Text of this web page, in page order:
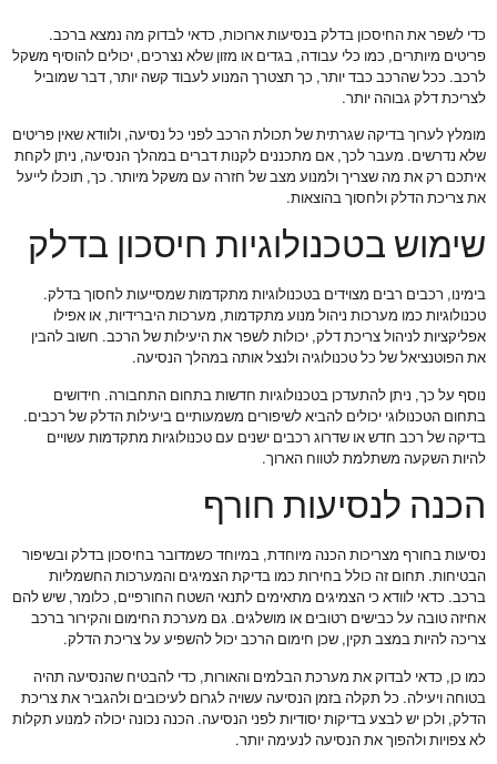
כדי לשפר את החיסכון בדלק בנסיעות ארוכות, כדאי לבדוק מה נמצא ברכב.
פריטים מיותרים, כמו כלי עבודה, בגדים או מזון שלא נצרכים, יכולים להוסיף משקל
לרכב. ככל שהרכב כבד יותר, כך תצטרך המנוע לעבוד קשה יותר, דבר שמוביל
לצריכת דלק גבוהה יותר.
מומלץ לערוך בדיקה שגרתית של תכולת הרכב לפני כל נסיעה, ולוודא שאין פריטים
שלא נדרשים. מעבר לכך, אם מתכננים לקנות דברים במהלך הנסיעה, ניתן לקחת
איתכם רק את מה שצריך ולמנוע מצב של חזרה עם משקל מיותר. כך, תוכלו לייעל
את צריכת הדלק ולחסוך בהוצאות.
שימוש בטכנולוגיות חיסכון בדלק
בימינו, רכבים רבים מצוידים בטכנולוגיות מתקדמות שמסייעות לחסוך בדלק.
טכנולוגיות כמו מערכות ניהול מנוע מתקדמות, מערכות היברידיות, או אפילו
אפליקציות לניהול צריכת דלק, יכולות לשפר את היעילות של הרכב. חשוב להבין
את הפוטנציאל של כל טכנולוגיה ולנצל אותה במהלך הנסיעה.
נוסף על כך, ניתן להתעדכן בטכנולוגיות חדשות בתחום התחבורה. חידושים
בתחום הטכנולוגי יכולים להביא לשיפורים משמעותיים ביעילות הדלק של רכבים.
בדיקה של רכב חדש או שדרוג רכבים ישנים עם טכנולוגיות מתקדמות עשויים
להיות השקעה משתלמת לטווח הארוך.
הכנה לנסיעות חורף
נסיעות בחורף מצריכות הכנה מיוחדת, במיוחד כשמדובר בחיסכון בדלק ובשיפור
הבטיחות. תחום זה כולל בחירות כמו בדיקת הצמיגים והמערכות החשמליות
ברכב. כדאי לוודא כי הצמיגים מתאימים לתנאי השטח החורפיים, כלומר, שיש להם
אחיזה טובה על כבישים רטובים או מושלגים. גם מערכת החימום והקירור ברכב
צריכה להיות במצב תקין, שכן חימום הרכב יכול להשפיע על צריכת הדלק.
כמו כן, כדאי לבדוק את מערכת הבלמים והאורות, כדי להבטיח שהנסיעה תהיה
בטוחה ויעילה. כל תקלה בזמן הנסיעה עשויה לגרום לעיכובים ולהגביר את צריכת
הדלק, ולכן יש לבצע בדיקות יסודיות לפני הנסיעה. הכנה נכונה יכולה למנוע תקלות
לא צפויות ולהפוך את הנסיעה לנעימה יותר.